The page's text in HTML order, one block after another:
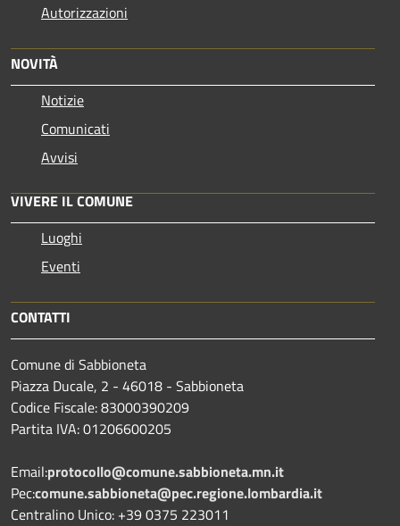
Autorizzazioni
NOVITÀ
Notizie
Comunicati
Avvisi
VIVERE IL COMUNE
Luoghi
Eventi
CONTATTI
Comune di Sabbioneta
Piazza Ducale, 2 - 46018 - Sabbioneta
Codice Fiscale: 83000390209
Partita IVA: 01206600205
Email:protocollo@comune.sabbioneta.mn.it
Pec:comune.sabbioneta@pec.regione.lombardia.it
Centralino Unico: +39 0375 223011